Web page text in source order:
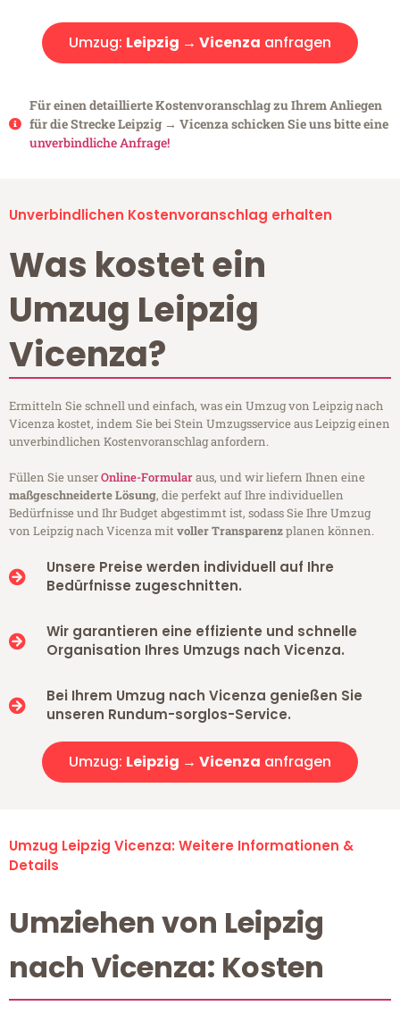
Umzug: Leipzig → Vicenza anfragen
Für einen detaillierte Kostenvoranschlag zu Ihrem Anliegen
für die Strecke Leipzig → Vicenza schicken Sie uns bitte eine
unverbindliche Anfrage!
Unverbindlichen Kostenvoranschlag erhalten
Was kostet ein
Umzug Leipzig
Vicenza?
Ermitteln Sie schnell und einfach, was ein Umzug von Leipzig nach
Vicenza kostet, indem Sie bei Stein Umzugsservice aus Leipzig einen
unverbindlichen Kostenvoranschlag anfordern.
Füllen Sie unserOnline-Formularaus, und wir liefern Ihnen eine
maßgeschneiderte Lösung, die perfekt auf Ihre individuellen
Bedürfnisse und Ihr Budget abgestimmt ist, sodass Sie Ihre Umzug
von Leipzig nach Vicenza mitvoller Transparenzplanen können.
Unsere Preise werden individuell auf Ihre
Bedürfnisse zugeschnitten.
Wir garantieren eine effiziente und schnelle
Organisation Ihres Umzugs nach Vicenza.
Bei Ihrem Umzug nach Vicenza genießen Sie
unseren Rundum-sorglos-Service.
Umzug: Leipzig → Vicenza anfragen
Umzug Leipzig Vicenza: Weitere Informationen &
Details
Umziehen von Leipzig
nach Vicenza: Kosten